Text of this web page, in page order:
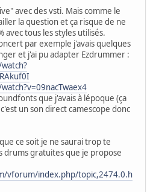
avec des vsti. Mais comme le
la question et ça risque de ne
avec tous les styles utilisés.
par exemple j'avais quelques
et j'ai pu adapter Ezdrummer :
que j'avais à lépoque (ça
un son direct camescope donc
ce soit je ne saurai trop te
drums gratuites que je propose
vforum/index.php/topic,2474.0.h